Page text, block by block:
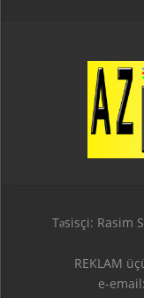
Təsisçi: Rasim
REKLAM
e-email: